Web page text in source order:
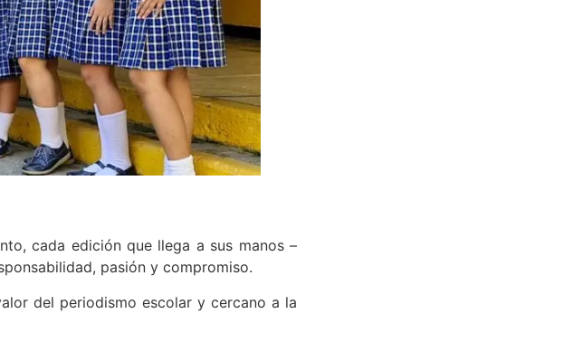
cada edición que llega a sus manos –
pasión y compromiso.
del periodismo escolar y cercano a la